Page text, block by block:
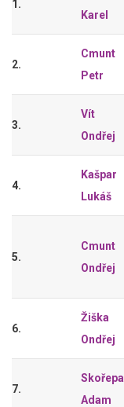
1.
Karel
2.
Cmunt
Petr
3.
Vít
Ondřej
4.
Kašpar
Lukáš
5.
Cmunt
Ondřej
6.
Žiška
Ondřej
7.
Skořepa
Adam